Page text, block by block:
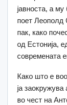
јавноста, а
поет Леополд
пак, како
од Естонија,
современата
Како што е
ја
во чест на